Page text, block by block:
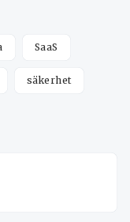
SaaS
säkerhet